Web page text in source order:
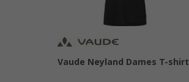
Vaude Neyland Dames T-shirt